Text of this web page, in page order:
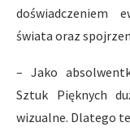
doświadczeniem
świata oraz
– Jako
Sztuk Pięknych
wizualne. Dlatego